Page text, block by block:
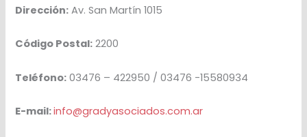
Dirección: Av. San Martín 1015
Código Postal: 2200
Teléfono: 03476 – 422950 / 03476 -15580934
E-mail:info@gradyasociados.com.ar